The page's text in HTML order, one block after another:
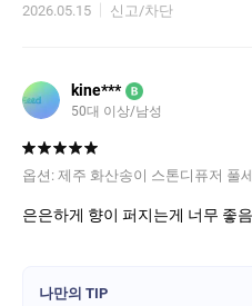
2026.05.15 신고/차단
kine*** B
50대 이상/남성
옵션: 제주 화산송이 스톤디퓨저 풀
은은하게 향이 퍼지는게 너무 좋
나만의 TIP